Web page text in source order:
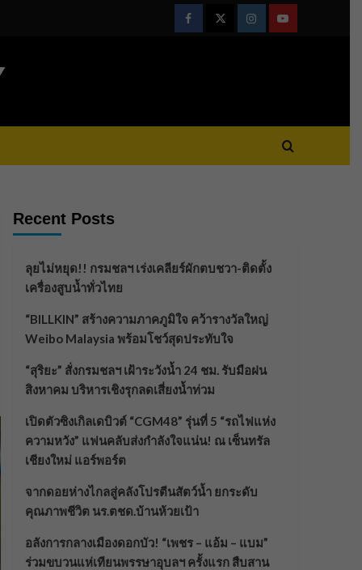
FacebookTwitterInstagramYoutube
Recent Posts
ลุยไม่หยุด!! กรมชลฯ เร่งเคลียร์ผักตบชวา-ติดตั้ง
เครื่องสูบน้ำทั่วไทย
“BILLKIN” สร้างความภาคภูมิใจ คว้ารางวัลใหญ่
Weibo Malaysia พร้อมโชว์สุดประทับใจ
“สุริยะ” สั่งกรมชลฯ เฝ้าระวังน้ำ 24 ชม. รับมือฝน
สิงหาคม บริหารเชิงรุกลดเสี่ยงน้ำท่วม
เปิดตัวซิงเกิลเดบิวต์ “CGM48” รุ่นที่ 5 “รถไฟแห่ง
ความหวัง” แฟนคลับส่งกำลังใจแน่น! ณ เซ็นทรัล
เชียงใหม่ แอร์พอร์ต
จากดอยห่างไกลสู่คลังโปรตีนสัตว์น้ำ ยกระดับ
คุณภาพชีวิต นร.ตชด.บ้านห้วยเป้า
อลังการกลางเมืองดอกบัว! “เพชร – แอ้ม – แบม”
ร่วมขบวนแห่เทียนพรรษาอุบลฯ ครั้งแรก สืบสาน